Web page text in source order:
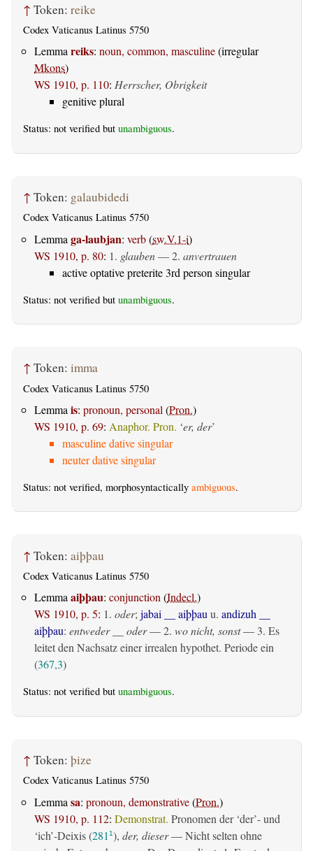
↑ Token: reike
Codex Vaticanus Latinus 5750
Lemmareiks: noun, common, masculine(irregular
Mkons)
WS 1910, p. 110: Herrscher, Obrigkeit
genitive plural
Status: not verified but unambiguous.
↑ Token: galaubidedi
Codex Vaticanus Latinus 5750
Lemma ga-laubjan: verb(sw.V.1-i)
WS 1910, p. 80: 1. glauben— 2. anvertrauen
active optative preterite 3rd person singular
Status: not verified but unambiguous.
↑ Token: imma
Codex Vaticanus Latinus 5750
Lemma is: pronoun, personal (Pron.)
WS 1910, p. 69: Anaphor. Pron. ‘er, der’
masculine dative singular
neuter dative singular
Status: not verified, morphosyntactically ambiguous.
↑ Token: aiþþau
Codex Vaticanus Latinus 5750
Lemmaaiþþau: conjunction(Indecl.)
WS 1910, p. 5: 1. oder;jabai __ aiþþauu. andizuh __
aiþþau: entweder __ oder— 2. wo nicht, sonst— 3. Es
leitet den Nachsatz einer irrealen hypothet. Periode ein
(367,3)
Status: not verified but unambiguous.
↑ Token: þize
Codex Vaticanus Latinus 5750
Lemma sa: pronoun, demonstrative(Pron.)
WS 1910, p. 112: Demonstrat. Pronomen der ‘der’- und
‘ich’-Deixis (281 1), der, dieser— Nicht selten ohne